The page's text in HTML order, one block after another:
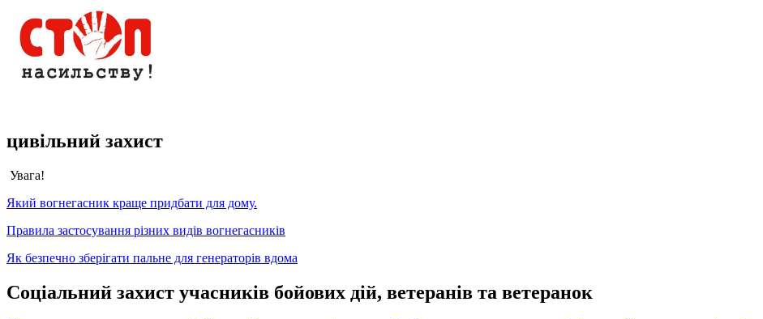
цивільний захист
Увага!
Який вогнегасник краще придбати для дому.
Правила застосування різних видів вогнегасників
Як безпечно зберігати пальне для генераторів вдома
Соціальний захист учасників бойових дій, ветеранів та ветеранок